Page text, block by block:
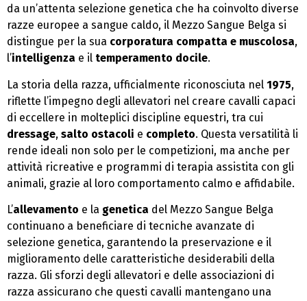
da un’attenta selezione genetica che ha coinvolto diverse
razze europee a sangue caldo, il Mezzo Sangue Belga si
distingue per la sua corporatura compatta e muscolosa,
l’intelligenza e il temperamento docile.
La storia della razza, ufficialmente riconosciuta nel 1975,
riflette l’impegno degli allevatori nel creare cavalli capaci
di eccellere in molteplici discipline equestri, tra cui
dressage, salto ostacoli e completo. Questa versatilità li
rende ideali non solo per le competizioni, ma anche per
attività ricreative e programmi di terapia assistita con gli
animali, grazie al loro comportamento calmo e affidabile.
L’allevamento e la genetica del Mezzo Sangue Belga
continuano a beneficiare di tecniche avanzate di
selezione genetica, garantendo la preservazione e il
miglioramento delle caratteristiche desiderabili della
razza. Gli sforzi degli allevatori e delle associazioni di
razza assicurano che questi cavalli mantengano una